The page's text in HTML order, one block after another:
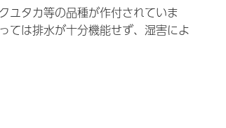
ユタカ等の品種が作付されていま
ては排水が十分機能せず、湿害によ